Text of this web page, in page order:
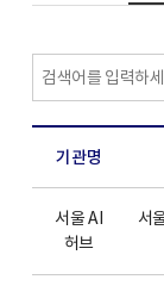
기관명
서울 AI
허브